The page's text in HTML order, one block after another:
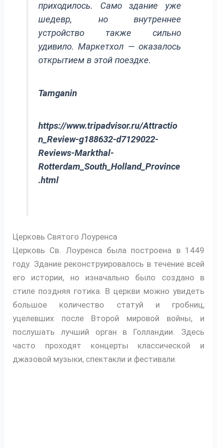
приходилось. Само здание уже
шедевр, но внутреннее
устройство также сильно
удивило. Маркетхол — оказалось
открытием в этой поездке.
Tamganin
https://www.tripadvisor.ru/Attractio
n_Review-g188632-d7129022-
Reviews-Markthal-
Rotterdam_South_Holland_Province
.html
Церковь Святого Лоуренса
Церковь Св. Лоуренса была построена в 1449
году. Здание реконструировалось в течение всей
его истории, но изначально было создано в
стиле поздняя готика. В церкви можно увидеть
большое количество статуй и гробниц,
уцелевших после Второй мировой войны, и
послушать лучший орган в Голландии. Здесь
часто проходят концерты классической и
джазовой музыки, спектакли и фестивали.